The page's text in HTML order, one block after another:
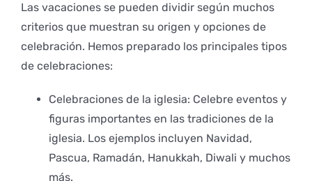
Las vacaciones se pueden dividir según muchos
criterios que muestran su origen y opciones de
celebración. Hemos preparado los principales tipos
de celebraciones:
Celebraciones de la iglesia: Celebre eventos y
figuras importantes en las tradiciones de la
iglesia. Los ejemplos incluyen Navidad,
Pascua, Ramadán, Hanukkah, Diwali y muchos
más.